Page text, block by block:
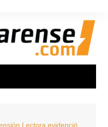
Lectora evidenció